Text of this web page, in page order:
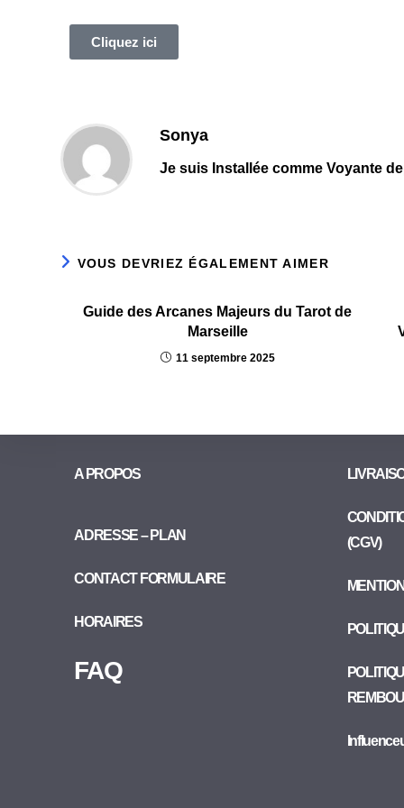
Cliquez ici
Sonya
Je suis Installée comme Voyante
VOUS DEVRIEZ ÉGALEMENT AIMER
Guide des Arcanes Majeurs du Tarot de
Marseille
11 septembre 2025
A PROPOS
ADRESSE – PLAN
CONTACT FORMULAIRE
HORAIRES
FAQ
(CGV)